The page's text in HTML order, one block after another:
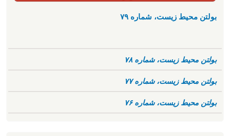
بولتن محیط زیست، شماره ۷۹
بولتن محیط زیست، شماره ۷۸
بولتن محیط زیست، شماره ۷۷
بولتن محیط زیست، شماره ۷۶